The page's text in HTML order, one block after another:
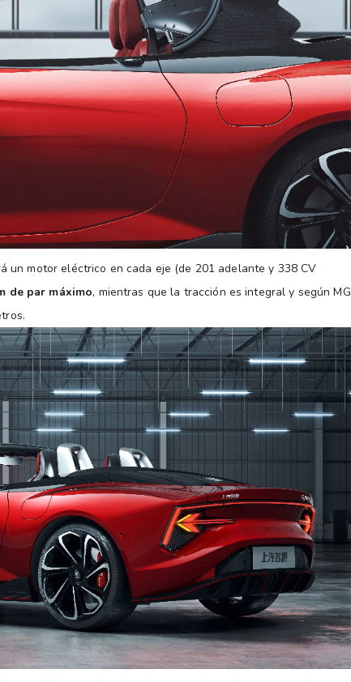
un motor eléctrico en cada eje (de 201 adelante y 338 CV
de par máximo, mientras que la tracción es integral y según MG